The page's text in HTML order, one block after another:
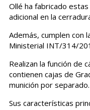
Ollé ha fabricado
adicional en la
Además, cumplen con
Ministerial INT/314/
Realizan la función de
contienen cajas de
munición por separado.
Sus características